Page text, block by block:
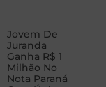
Jovem De
Juranda
Ganha R$ 1
Milhão No
Nota Paraná